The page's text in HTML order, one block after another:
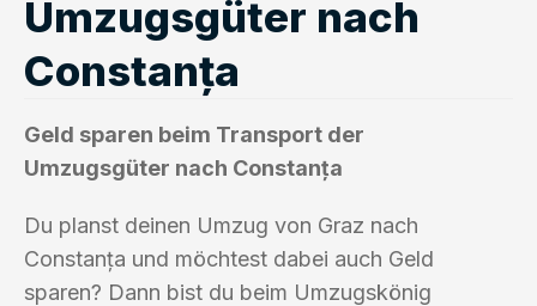
Umzugsgüter nach
Constanța
Geld sparen beim Transport der
Umzugsgüter nach Constanța
Du planst deinen Umzug von Graz nach
Constanța und möchtest dabei auch Geld
sparen? Dann bist du beim Umzugskönig